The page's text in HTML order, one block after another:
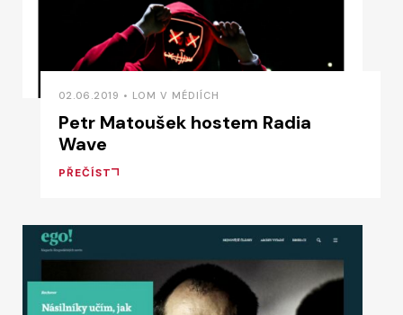
02.06.2019 • LOM V MÉDIÍCH
Petr Matoušek hostem Radia
Wave
PŘEČÍST